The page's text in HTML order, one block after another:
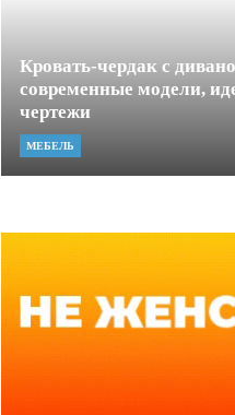
Кровать-чердак с
современные модели,
чертежи
МЕБЕЛЬ